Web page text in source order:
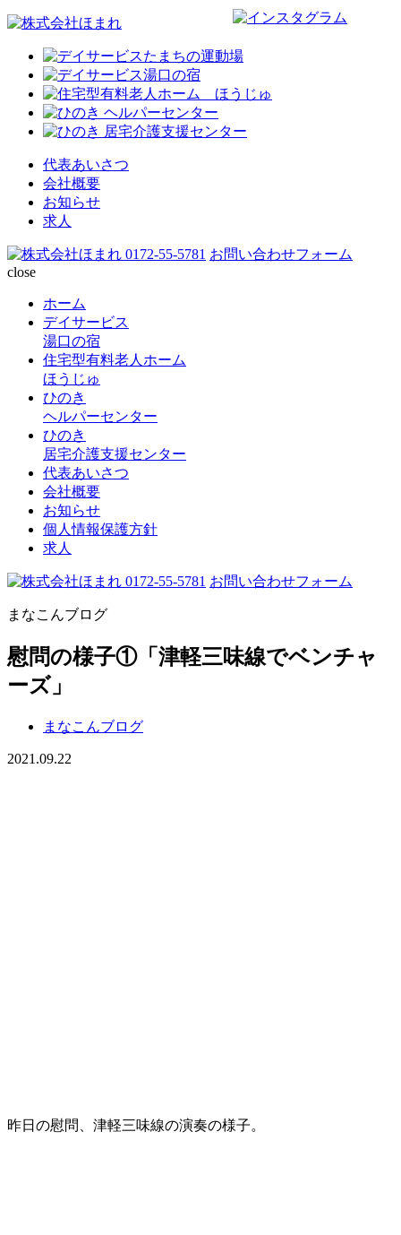
代表あいさつ
会社概要
お知らせ
求人
0172-55-5781 お問い合わせフォーム
close
ホーム
デイサービス
湯口の宿
住宅型有料老人ホーム
ほうじゅ
ひのき
ヘルパーセンター
ひのき
居宅介護支援センター
代表あいさつ
会社概要
お知らせ
個人情報保護方針
求人
0172-55-5781 お問い合わせフォーム
まなこんブログ
慰問の様子①「津軽三味線でベンチャ
ーズ」
まなこんブログ
2021.09.22
昨日の慰問、津軽三味線の演奏の様子。